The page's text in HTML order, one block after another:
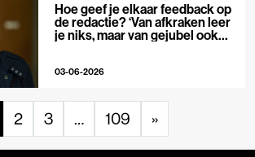
Hoe geef je elkaar feedback op
de redactie? ‘Van afkraken leer
je niks, maar van gejubel ook
03-06-2026
2 3 … 109 »